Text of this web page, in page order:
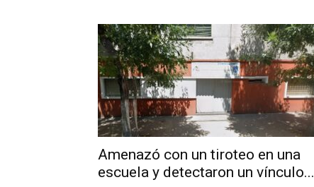
Amenazó con un tiroteo en una
escuela y detectaron un vínculo...